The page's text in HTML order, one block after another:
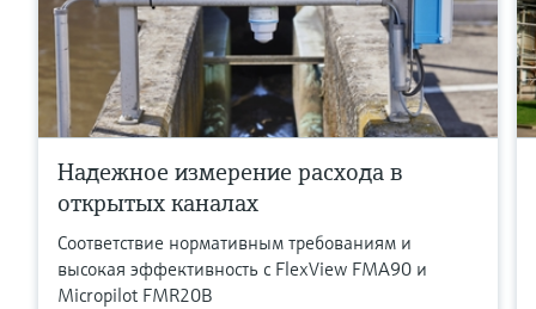
Надежное измерение расхода в
открытых каналах
Соответствие нормативным требованиям и
высокая эффективность с FlexView FMA90 и
Micropilot FMR20B